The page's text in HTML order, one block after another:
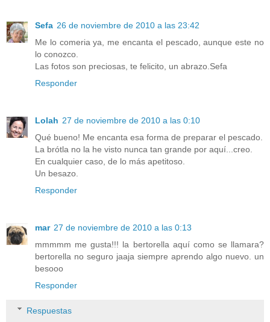
Sefa 26 de noviembre de 2010 a las 23:42
Me lo comeria ya, me encanta el pescado, aunque este no
lo conozco.
Las fotos son preciosas, te felicito, un abrazo.Sefa
Responder
Lolah 27 de noviembre de 2010 a las 0:10
Qué bueno! Me encanta esa forma de preparar el pescado.
La brótla no la he visto nunca tan grande por aquí...creo.
En cualquier caso, de lo más apetitoso.
Un besazo.
Responder
mar 27 de noviembre de 2010 a las 0:13
mmmmm me gusta!!! la bertorella aquí como se llamara?
bertorella no seguro jaaja siempre aprendo algo nuevo. un
besooo
Responder
Respuestas